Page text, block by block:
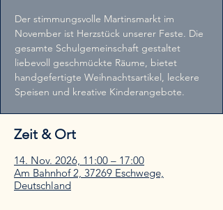
Der stimmungsvolle Martinsmarkt im
November ist Herzstück unserer Feste. Die
gesamte Schulgemeinschaft gestaltet
liebevoll geschmückte Räume, bietet
handgefertigte Weihnachtsartikel, leckere
Speisen und kreative Kinderangebote.
Zeit & Ort
14. Nov. 2026, 11:00 – 17:00
Am Bahnhof 2, 37269 Eschwege,
Deutschland